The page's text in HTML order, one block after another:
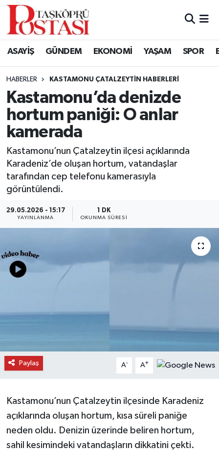
ASAYİŞ GÜNDEM EKONOMİ YAŞAM SPOR
HABERLER KASTAMONU ÇATALZEYTIN HABERLERI
Kastamonu’da denizde
hortum paniği: O anlar
kamerada
Kastamonu’nun Çatalzeytin ilçesi açıklarında
Karadeniz’de oluşan hortum, vatandaşlar
tarafından cep telefonu kamerasıyla
görüntülendi.
29.05.2026 - 15:17
YAYINLANMA
1 DK
OKUNMA SÜRESI
Paylaş A- A+
Kastamonu’nun Çatalzeytin ilçesinde Karadeniz
açıklarında oluşan hortum, kısa süreli paniğe
neden oldu. Denizin üzerinde beliren hortum,
sahil kesimindeki vatandaşların dikkatini çekti.
Kastamonu Vefat Edenler
Araç Haberleri
Azdavay Haberleri
Bozkurt Haberleri
Çatalzeytin Haberleri
Cide Haberleri
Devrekani Haberleri
Hanönü Haberleri
İnebolu Haberleri
Merkez Haberleri